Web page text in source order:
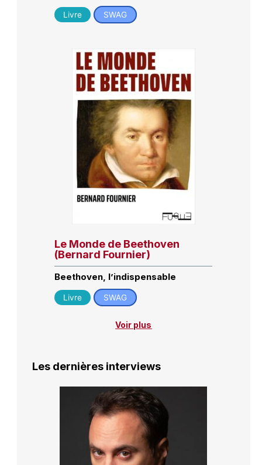
Livre SWAG
Le Monde de Beethoven
(Bernard Fournier)
Beethoven, l’indispensable
Livre SWAG
Voir plus
Les dernières interviews